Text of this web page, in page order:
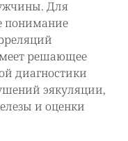
Для
понимание
решающее
диагностики
эякуляции,
и оценки